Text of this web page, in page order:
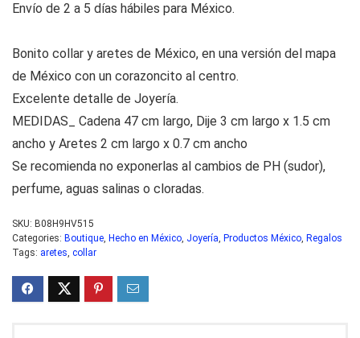
Envío de 2 a 5 días hábiles para México.
Bonito collar y aretes de México, en una versión del mapa
de México con un corazoncito al centro.
Excelente detalle de Joyería.
MEDIDAS_ Cadena 47 cm largo, Dije 3 cm largo x 1.5 cm
ancho y Aretes 2 cm largo x 0.7 cm ancho
Se recomienda no exponerlas al cambios de PH (sudor),
perfume, aguas salinas o cloradas.
SKU: B08H9HV515
Categories: Boutique, Hecho en México, Joyería, Productos México, Regalos
Tags: aretes, collar